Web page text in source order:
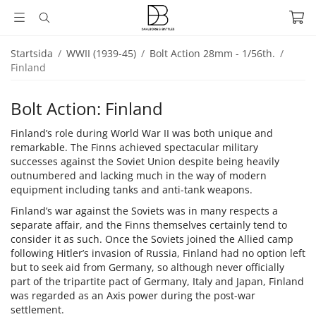
Startsida / WWII (1939-45) / Bolt Action 28mm - 1/56th. /
Finland
Bolt Action: Finland
Finland’s role during World War II was both unique and
remarkable. The Finns achieved spectacular military
successes against the Soviet Union despite being heavily
outnumbered and lacking much in the way of modern
equipment including tanks and anti-tank weapons.
Finland’s war against the Soviets was in many respects a
separate affair, and the Finns themselves certainly tend to
consider it as such. Once the Soviets joined the Allied camp
following Hitler’s invasion of Russia, Finland had no option left
but to seek aid from Germany, so although never officially
part of the tripartite pact of Germany, Italy and Japan, Finland
was regarded as an Axis power during the post-war
settlement.